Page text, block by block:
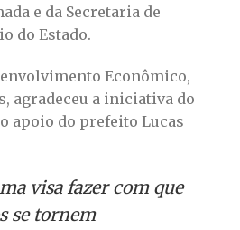
e da Secretaria de
do Estado.
Econômico,
agradeceu a iniciativa do
apoio do prefeito Lucas
visa fazer com que
se tornem